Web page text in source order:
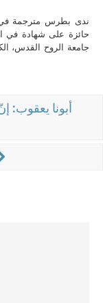
ندى بطرس مترجمة في
حائزة على شهادة في
جامعة الروح القدس،
أبونا يعقوب: